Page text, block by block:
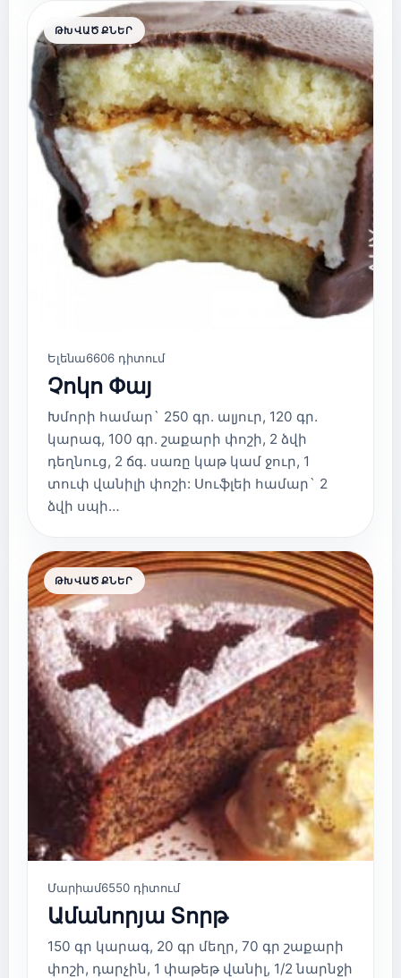
ԹԽՎԱԾՔՆԵՐ
Ելենա6606 դիտում
Չոկո Փայ
Խմորի համար` 250 գր. ալյուր, 120 գր.
կարագ, 100 գր. շաքարի փոշի, 2 ձվի
դեղնուց, 2 ճգ. սառը կաթ կամ ջուր, 1
տուփ վանիլի փոշի: Սուֆլեի համար` 2
ձվի սպի…
ԹԽՎԱԾՔՆԵՐ
Մարիամ6550 դիտում
Ամանորյա Տորթ
150 գր կարագ, 20 գր մեղր, 70 գր շաքարի
փոշի, դարչին, 1 փաթեթ վանիլ, 1/2 նարնջի